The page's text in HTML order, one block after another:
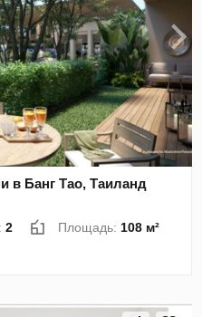
в Банг Тао, Таиланд
2 Площадь: 108 м²